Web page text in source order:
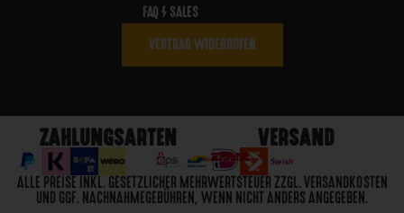
FAQ / SALES
VERTRAG WIDERRUFEN
ZAHLUNGSARTEN VERSAND
ALLE PREISE INKL. GESETZLICHER MEHRWERTSTEUER ZZGL. VERSANDKOSTEN
UND GGF. NACHNAHMEGEBÜHREN, WENN NICHT ANDERS ANGEGEBEN.